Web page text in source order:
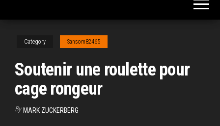
Category Sansom82465
Soutenir une roulette pour
cage rongeur
By MARK ZUCKERBERG